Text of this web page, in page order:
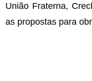
União Fraterna,
as propostas para